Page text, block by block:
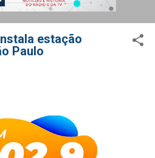
estação
Paulo